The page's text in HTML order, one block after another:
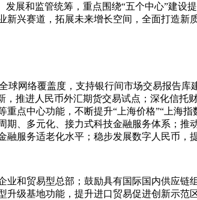
展和监管统筹，重点围绕“五个中心”建
兴赛道，拓展未来增长空间，全面打造新
球网络覆盖度，支持银行间市场交易报告
推进人民币外汇期货交易试点；深化信
点中心功能，不断提升“上海价格”“上海
、多元化、接力式科技金融服务体系；
服务适老化水平；稳步发展数字人民币，
和贸易型总部；鼓励具有国际国内供应链
级基地功能，提升进口贸易促进创新示